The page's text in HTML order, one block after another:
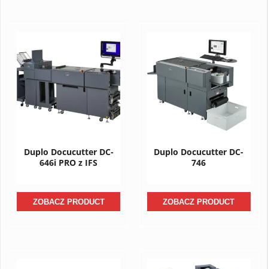
Duplo Docucutter DC-
646i PRO z IFS
ZOBACZ PRODUCT
Duplo Docucutter DC-
746
ZOBACZ PRODUCT